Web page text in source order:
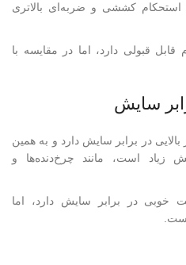
استحکام کششی و ضربه‌ای بالاتری
قابل قبولی دارد، اما در مقایسه با
سایش
در برابر سایش دارد و به همین
زیاد است، مانند چرخ‌دنده‌ها و
خوبی در برابر سایش دارد، اما